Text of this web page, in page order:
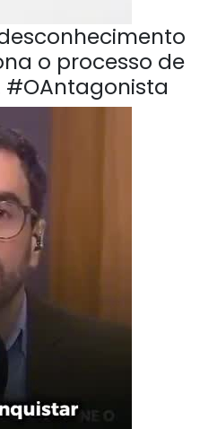
o processo de
#OAntagonista